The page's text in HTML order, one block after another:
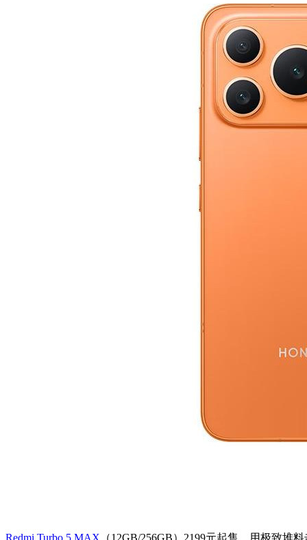
Redmi Turbo 5 MAX （12GB/256GB）2199元起售，用极致堆